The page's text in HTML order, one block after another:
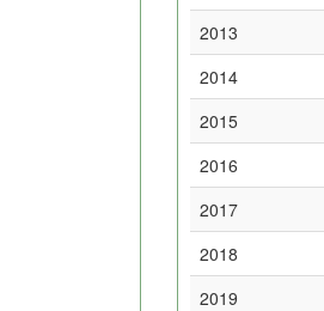
2013
2014
2015
2016
2017
2018
2019